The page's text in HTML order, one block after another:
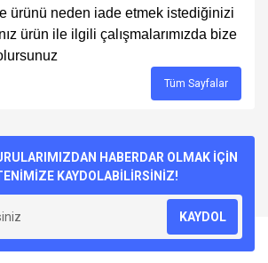
ürünü neden iade etmek istediğinizi
ürün ile ilgili çalışmalarımızda bize
Tüm Sayfalar
HABERDAR OLMAK İÇİN
KAYDOLABİLİRSİNİZ!
KAYDOL